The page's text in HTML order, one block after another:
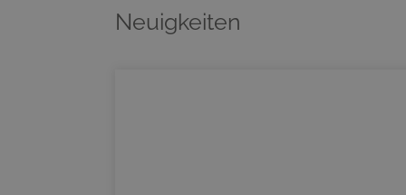
Neuigkeiten